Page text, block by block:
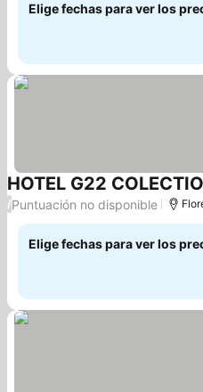
Elige fechas para ver los
HOTEL G22
/Puntuación no disponible
Elige fechas para ver los